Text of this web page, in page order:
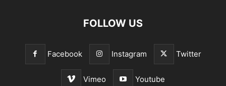
FOLLOW US
Facebook Instagram Twitter
Vimeo Youtube